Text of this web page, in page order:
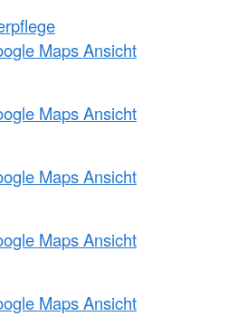
Maps Ansicht
Maps Ansicht
Maps Ansicht
Maps Ansicht
Maps Ansicht